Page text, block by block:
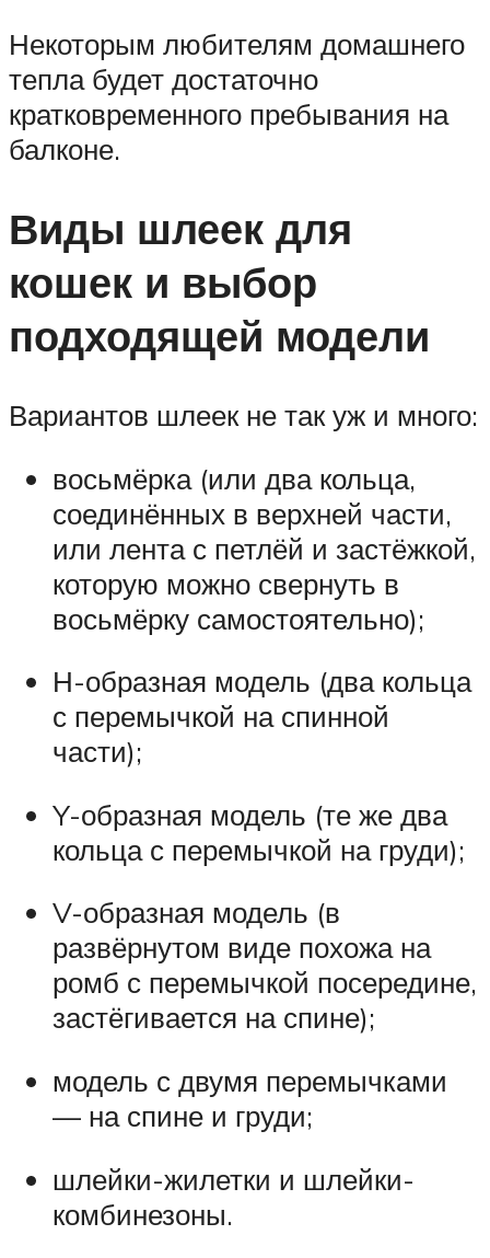
Некоторым любителям домашнего
тепла будет достаточно
кратковременного пребывания на
балконе.
Виды шлеек для
кошек и выбор
подходящей модели
Вариантов шлеек не так уж и много:
восьмёрка (или два кольца,
соединённых в верхней части,
или лента с петлёй и застёжкой,
которую можно свернуть в
восьмёрку самостоятельно);
Н-образная модель (два кольца
с перемычкой на спинной
части);
Y-образная модель (те же два
кольца с перемычкой на груди);
V-образная модель (в
развёрнутом виде похожа на
ромб с перемычкой посередине,
застёгивается на спине);
модель с двумя перемычками
— на спине и груди;
шлейки-жилетки и шлейки-
комбинезоны.